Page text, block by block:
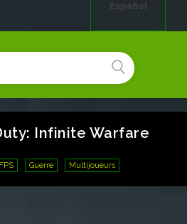
Español
Infinite Warfare
FPS Guerre Multijoueurs